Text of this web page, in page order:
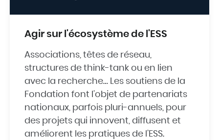
Agir sur l'écosystème de l'ESS
Associations, têtes de réseau,
structures de think-tank ou en lien
avec la recherche… Les soutiens de la
Fondation font l’objet de partenariats
nationaux, parfois pluri-annuels, pour
des projets qui innovent, diffusent et
améliorent les pratiques de l’ESS.